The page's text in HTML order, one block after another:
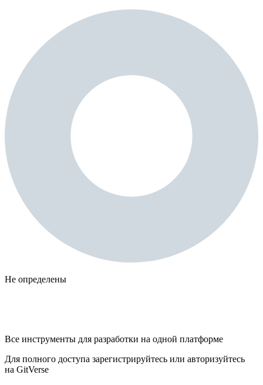
Не определены
Все инструменты для разработки на одной платформе
Для полного доступа зарегистрируйтесь или авторизуйтесь
на GitVerse